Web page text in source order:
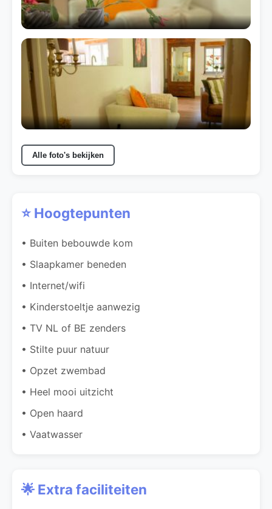
Alle foto's bekijken
⭐ Hoogtepunten
• Buiten bebouwde kom
• Slaapkamer beneden
• Internet/wifi
• Kinderstoeltje aanwezig
• TV NL of BE zenders
• Stilte puur natuur
• Opzet zwembad
• Heel mooi uitzicht
• Open haard
• Vaatwasser
🌟 Extra faciliteiten